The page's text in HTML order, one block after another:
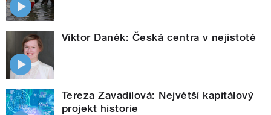
Viktor Daněk: Česká centra v nejistotě
Tereza Zavadilová: Největší kapitálový
projekt historie